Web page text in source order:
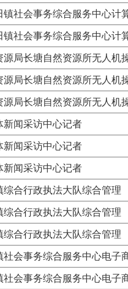
镇社会事务综合服务中心计
镇社会事务综合服务中心计
源局长塘自然资源所无人机
源局长塘自然资源所无人机
源局长塘自然资源所无人机
新闻采访中心记者
新闻采访中心记者
新闻采访中心记者
综合行政执法大队综合管理
综合行政执法大队综合管理
综合行政执法大队综合管理
社会事务综合服务中心电子
社会事务综合服务中心电子